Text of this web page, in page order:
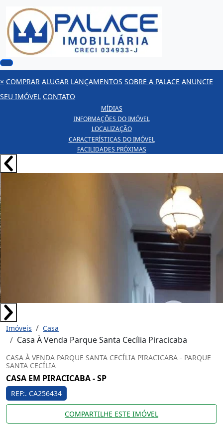
× COMPRAR ALUGAR LANÇAMENTOS SOBRE A PALACE ANUNCIE
SEU IMÓVEL CONTATO
MÍDIAS
INFORMAÇÕES DO IMÓVEL
LOCALIZAÇÃO
CARACTERÍSTICAS DO IMÓVEL
FACILIDADES PRÓXIMAS
Imóveis Casa
Casa À Venda Parque Santa Cecília Piracicaba
CASA À VENDA PARQUE SANTA CECÍLIA PIRACICABA - PARQUE
SANTA CECÍLIA
CASA EM PIRACICABA - SP
REF:. CA256434
COMPARTILHE ESTE IMÓVEL